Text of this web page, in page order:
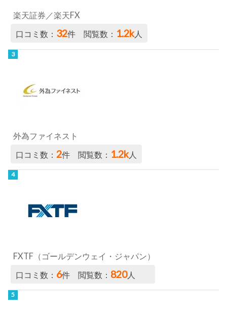
楽天証券／楽天FX
口コミ数： 32件 閲覧数： 1.2k人
外為ファイネスト
口コミ数：2件 閲覧数： 1.2k人
FXTF（ゴールデンウェイ・ジャパン）
口コミ数： 6件 閲覧数： 820人